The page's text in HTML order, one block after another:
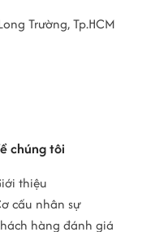
Trường, Tp.HCM
chúng tôi
thiệu
cấu nhân sự
hàng đánh giá